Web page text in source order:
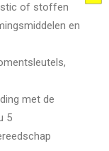
of stoffen
en
met de
5